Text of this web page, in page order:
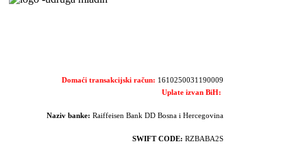
Domaći transakcijski račun: 1610250031190009
Uplate izvan BiH:
Naziv banke: Raiffeisen Bank DD Bosna i Hercegovina
SWIFT CODE: RZBABA2S